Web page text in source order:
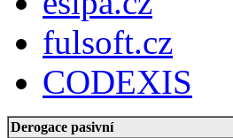
fulsoft.cz
CODEXIS
Derogace pasivní